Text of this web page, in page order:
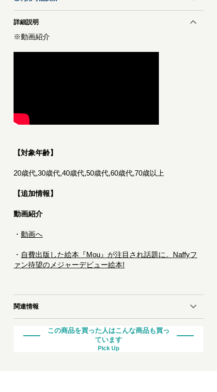
詳細説明
※動画紹介
【対象年齢】
20歳代,30歳代,40歳代,50歳代,60歳代,70歳以上
【追加情報】
動画紹介
・動画へ
・ 自費出版した絵本『Mou』が注目され話題に。Naffyフ
ァン待望のメジャーデビュー絵本!
関連情報
この商品を買った人はこんな商品も買っ
ています
Pick Up